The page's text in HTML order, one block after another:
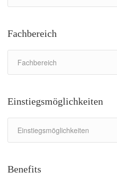
Fachbereich
Einstiegsmöglichkeiten
Benefits